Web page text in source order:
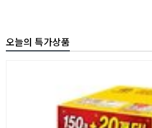
오늘의 특가상품